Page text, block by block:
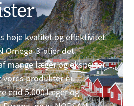
Udfold
høje kvalitet og effektivitet
Omega-3-olier det
mange læger og eksperter.
vores produkter nu
end 5.000 læger og